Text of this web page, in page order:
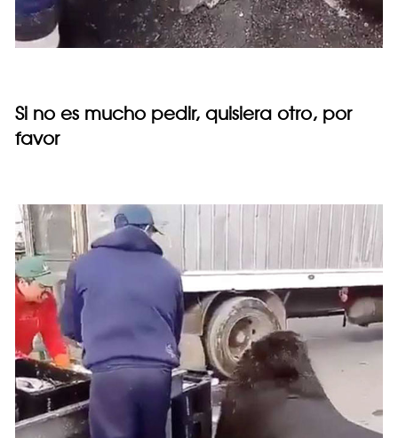
Si no es mucho pedir, quisiera otro, por
favor